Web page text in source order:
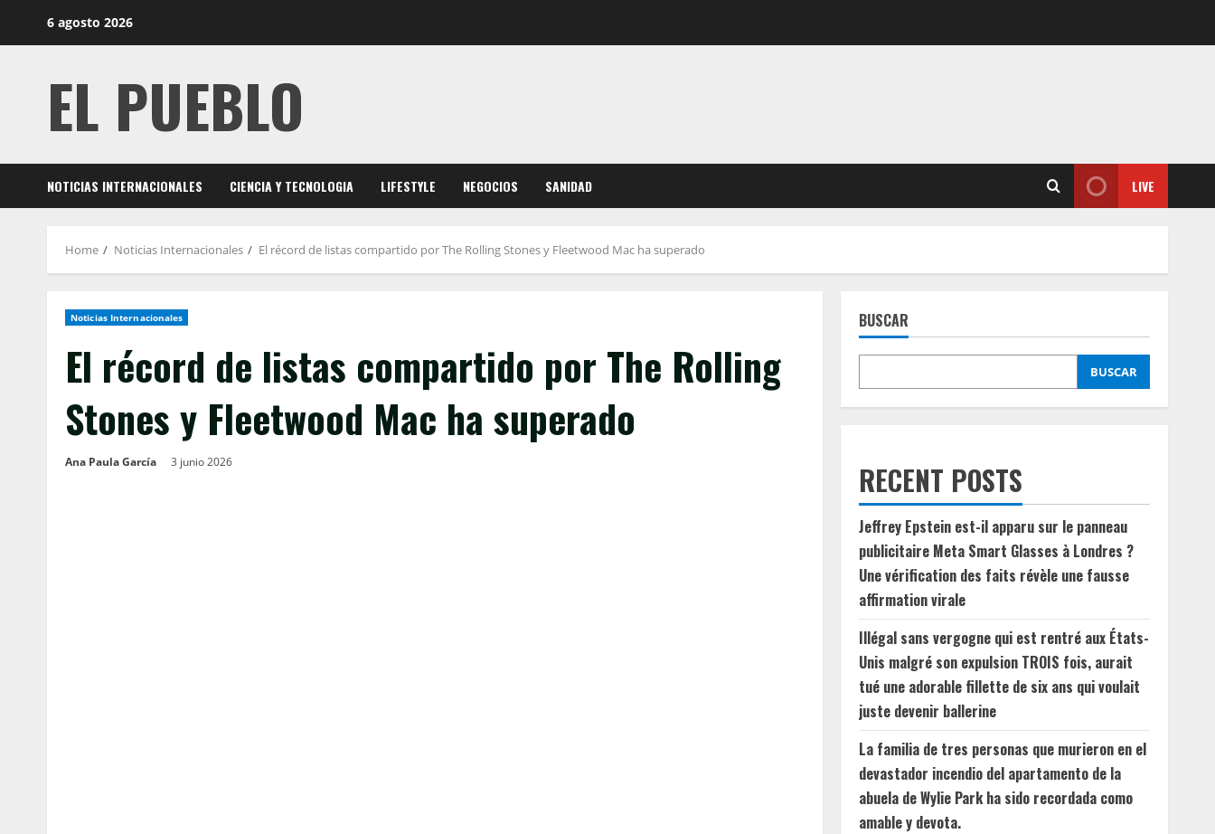
6 agosto 2026
EL PUEBLO
NOTICIAS INTERNACIONALES CIENCIA Y TECNOLOGIA LIFESTYLE NEGOCIOS SANIDAD LIVE
Home Noticias Internacionales El récord de listas compartido por The Rolling Stones y Fleetwood Mac ha superado
Noticias Internacionales
El récord de listas compartido por The Rolling
Stones y Fleetwood Mac ha superado
Ana Paula García 3 junio 2026
BUSCAR
BUSCAR
RECENT POSTS
Jeffrey Epstein est-il apparu sur le panneau
publicitaire Meta Smart Glasses à Londres ?
Une vérification des faits révèle une fausse
affirmation virale
Illégal sans vergogne qui est rentré aux États-
Unis malgré son expulsion TROIS fois, aurait
tué une adorable fillette de six ans qui voulait
juste devenir ballerine
La familia de tres personas que murieron en el
devastador incendio del apartamento de la
abuela de Wylie Park ha sido recordada como
amable y devota.